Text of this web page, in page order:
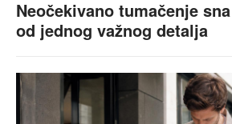
Neočekivano tumačenje
od jednog važnog detalja